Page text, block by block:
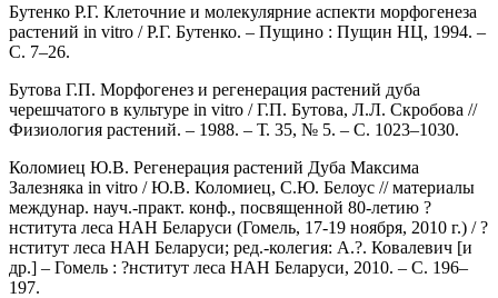
Бутенко Р.Г. Клеточние и молекулярние аспекти морфогенеза
растений in vitro / Р.Г. Бутенко. – Пущино : Пущин НЦ, 1994. –
С. 7–26.
Бутова Г.П. Морфогенез и регенерация растений дуба
черешчатого в культуре in vitro / Г.П. Бутова, Л.Л. Скробова //
Физиология растений. – 1988. – Т. 35, № 5. – С. 1023–1030.
Коломиец Ю.В. Регенерация растений Дуба Максима
Залезняка in vitro / Ю.В. Коломиец, С.Ю. Белоус // материалы
междунар. науч.-практ. конф., посвященной 80-летию ?
нститута леса НАН Беларуси (Гомель, 17-19 ноября, 2010 г.) / ?
нститут леса НАН Беларуси; ред.-колегия: А.?. Ковалевич [и
др.] – Гомель : ?нститут леса НАН Беларуси, 2010. – С. 196–
197.